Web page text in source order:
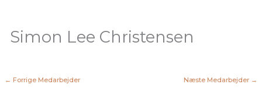
Simon Lee Christensen
← Forrige Medarbejder Næste Medarbejder →